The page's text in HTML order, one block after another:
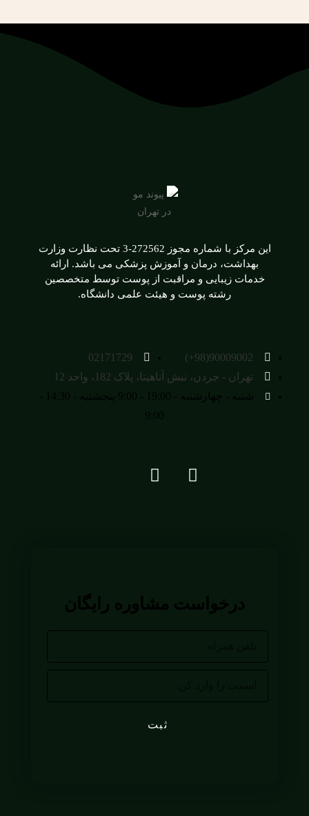
این مرکز با شماره مجوز 272562-3 تحت نظارت وزارت
بهداشت، درمان و آموزش پزشکی می باشد. ارائه
خدمات زیبایی و مراقبت از پوست توسط متخصصین
رشته پوست و هیئت علمی دانشگاه.
90009002(98+)
02171729
تهران - جردن، نبش آناهیتا، پلاک 182، واحد 12
شنبه - چهارشنبه - 19:00 - 9:00 پنجشنبه - 14:30 -
9:00
درخواست مشاوره رایگان
ثبت